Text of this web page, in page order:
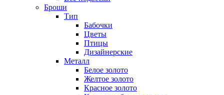
Броши
Тип
Бабочки
Цветы
Птицы
Дизайнерские
Металл
Белое золото
Желтое золото
Красное золото